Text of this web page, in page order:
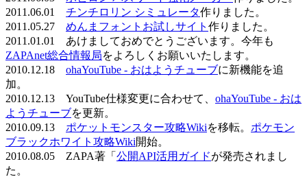
2011.06.01 チンチロリン シミュレータ作りました。
2011.05.27 めんまフォントお試しサイト 作りました。
2011.01.01 あけましておめでとうございます。今年も
ZAPAnet総合情報局をよろしくお願いいたします。
2010.12.18 ohaYouTube - おはようチューブに新機能を追
加。
2010.12.13 YouTube仕様変更に合わせて、 ohaYouTube - おは
ようチューブを更新。
2010.09.13 ポケットモンスター攻略Wikiを移転。 ポケモン
ブラックホワイト攻略Wiki開始。
2010.08.05 ZAPA著「 公開API活用ガイドが発売されまし
た。